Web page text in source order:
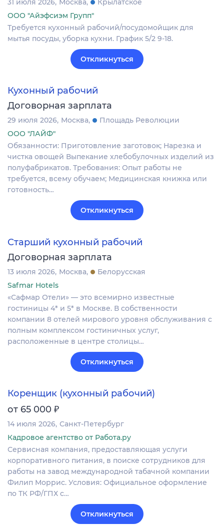
31 июля 2026 Москва
Крылатское
ООО "Айэфсиэм Групп"
Требуется кухонный рабочий/посудомойщик для
мытья посуды, уборка кухни. График 5/2 9-18.
Откликнуться
Кухонный рабочий
Договорная зарплата
29 июля 2026 Москва
Площадь Революции
ООО "ЛАЙФ"
Обязанности: Приготовление заготовок; Нарезка и
чистка овощей Выпекание хлебобулочных изделий из
полуфабрикатов. Требования: Опыт работы не
требуется, всему обучаем; Медицинская книжка или
готовность…
Откликнуться
Старший кухонный рабочий
Договорная зарплата
13 июля 2026 Москва
Белорусская
Safmar Hotels
«Сафмар Отели» — это всемирно известные
гостиницы 4* и 5* в Москве. В собственности
компании 8 отелей мирового уровня обслуживания с
полным комплексом гостиничных услуг,
расположенные в центре столицы…
Откликнуться
Коренщик (кухонный рабочий)
от 65 000 ₽
14 июля 2026 Санкт-Петербург
Кадровое агентство от Работа.ру
Сервисная компания, предоставляющая услуги
корпоративного питания, в поиске сотрудников для
работы на завод международной табачной компании
Филип Моррис. Условия: Официальное оформление
по ТК РФ/ГПХ с…
Откликнуться